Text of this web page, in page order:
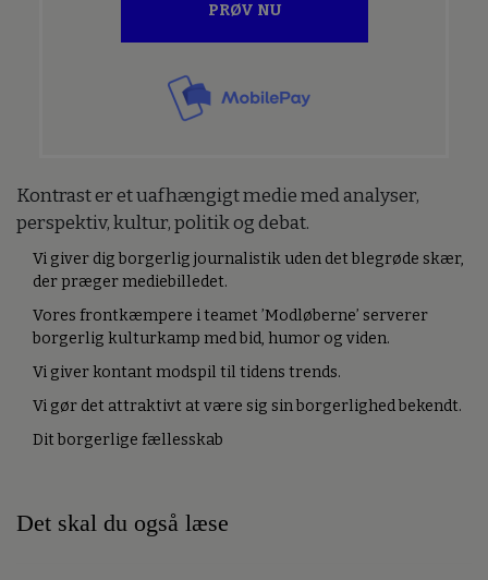
PRØV NU
Kontrast er et uafhængigt medie med analyser,
perspektiv, kultur, politik og debat.
Vi giver dig borgerlig journalistik uden det blegrøde skær,
der præger mediebilledet.
Vores frontkæmpere i teamet ’Modløberne’ serverer
borgerlig kulturkamp med bid, humor og viden.
Vi giver kontant modspil til tidens trends.
Vi gør det attraktivt at være sig sin borgerlighed bekendt.
Dit borgerlige fællesskab
Det skal du også læse